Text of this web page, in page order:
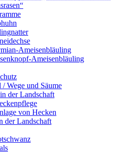
Ameisenbläuling
Ameisenbläuling
Wege und Säume
der Landschaft
von Hecken
der Landschaft